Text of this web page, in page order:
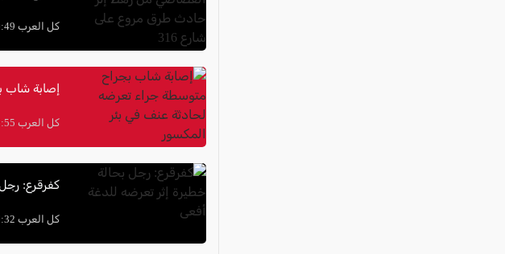
كل العرب 19:49 07/08
إصابة شاب
كل العرب 22:55 07/08
كفرقرع:
كل العرب 21:32 07/08